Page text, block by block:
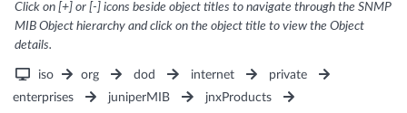
Click on [+] or [-] icons beside object titles to navigate through the SNMP
MIB Object hierarchy and click on the object title to view the Object
details.
iso org dod internet
private
enterprises
juniperMIB
jnxProducts